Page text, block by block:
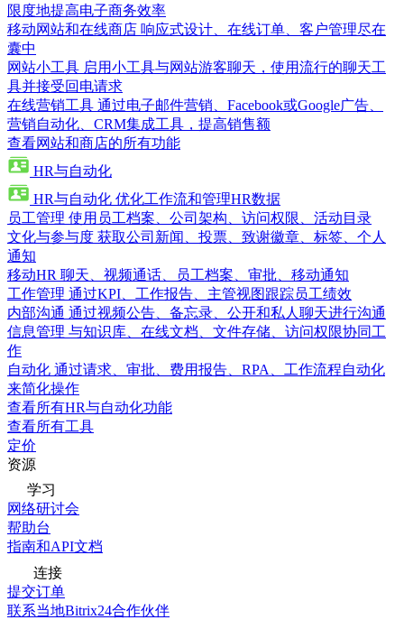
限度地提高电子商务效率
移动网站和在线商店 响应式设计、在线订单、客户管理尽在
囊中
网站小工具 启用小工具与网站游客聊天，使用流行的聊天工
具并接受回电请求
在线营销工具 通过电子邮件营销、Facebook或Google广告、
营销自动化、CRM集成工具，提高销售额
查看网站和商店的所有功能
HR与自动化
HR与自动化 优化工作流和管理HR数据
员工管理 使用员工档案、公司架构、访问权限、活动目录
文化与参与度 获取公司新闻、投票、致谢徽章、标签、个人
通知
移动HR 聊天、视频通话、员工档案、审批、移动通知
工作管理 通过KPI、工作报告、主管视图跟踪员工绩效
内部沟通 通过视频公告、备忘录、公开和私人聊天进行沟通
信息管理 与知识库、在线文档、文件存储、访问权限协同工
作
自动化 通过请求、审批、费用报告、RPA、工作流程自动化
来简化操作
查看所有HR与自动化功能
查看所有工具
定价
资源
学习
网络研讨会
帮助台
指南和API文档
连接
提交订单
联系当地Bitrix24合作伙伴